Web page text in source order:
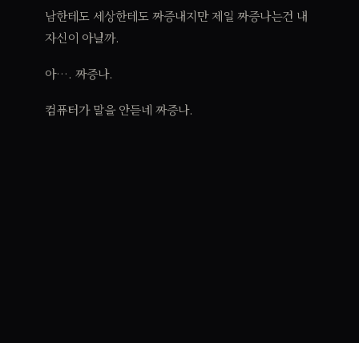
남한테도 세상한테도 짜증내지만 제일 짜증나는건 내
자신이 아닐까.
아…. 짜증나.
컴퓨터가 말을 안듣네 짜증나.